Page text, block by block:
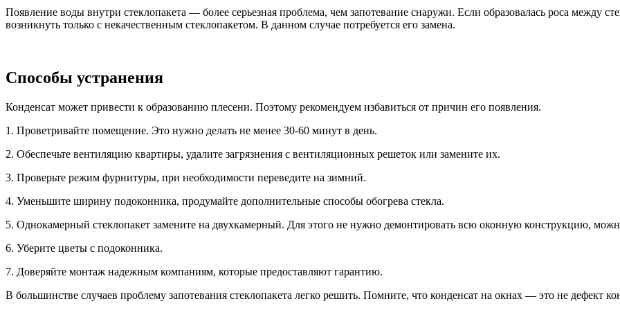
Появление воды внутри стеклопакета — более серьезная проблема, чем запотевание снаружи. Если образовалась роса между
возникнуть только с некачественным стеклопакетом. В данном случае потребуется его замена.
Способы устранения
Конденсат может привести к образованию плесени. Поэтому рекомендуем избавиться от причин его появления.
1. Проветривайте помещение. Это нужно делать не менее 30-60 минут в день.
2. Обеспечьте вентиляцию квартиры, удалите загрязнения с вентиляционных решеток или замените их.
3. Проверьте режим фурнитуры, при необходимости переведите на зимний.
4. Уменьшите ширину подоконника, продумайте дополнительные способы обогрева стекла.
5. Однокамерный стеклопакет замените на двухкамерный. Для этого не нужно демонтировать всю оконную конструкцию,
6. Уберите цветы с подоконника.
7. Доверяйте монтаж надежным компаниям, которые предоставляют гарантию.
В большинстве случаев проблему запотевания стеклопакета легко решить. Помните, что конденсат на окнах — это не дефект